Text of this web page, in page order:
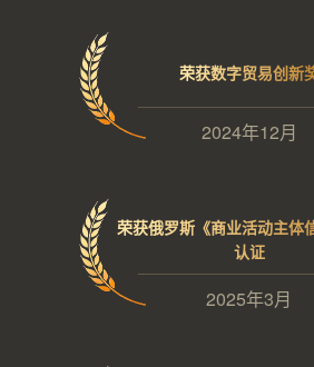
荣获数字贸易创新
2024年12月
荣获俄罗斯《商业活动主体
认证
2025年3月